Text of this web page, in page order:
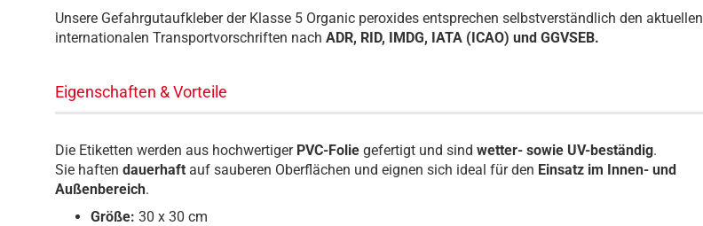
Unsere Gefahrgutaufkleber der Klasse 5 Organic peroxides entsprechen selbstverständlich den aktuellen
internationalen Transportvorschriften nach ADR, RID, IMDG, IATA (ICAO) und GGVSEB.
Eigenschaften & Vorteile
Die Etiketten werden aus hochwertiger PVC-Folie gefertigt und sind wetter- sowie UV-beständig.
Sie haften dauerhaft auf sauberen Oberflächen und eignen sich ideal für den Einsatz im Innen- und
Außenbereich.
Größe: 30 x 30 cm